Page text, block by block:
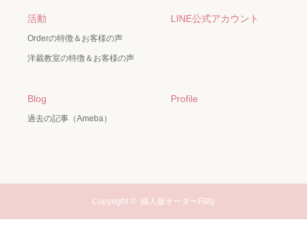
活動
Orderの特徴＆お客様の声
洋裁教室の特徴＆お客様の声
LINE公式アカウント
Blog
過去の記事（Ameba）
Profile
Copyright © 婦人服オーダーFillty